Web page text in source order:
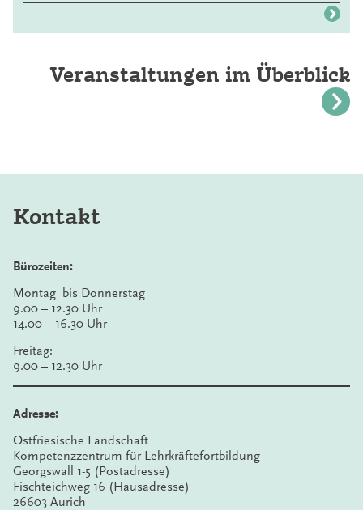
Veranstaltungen im Überblick
Kontakt
Bürozeiten:
Montag bis Donnerstag
9.00 – 12.30 Uhr
14.00 – 16.30 Uhr
Freitag:
9.00 – 12.30 Uhr
Adresse:
Ostfriesische Landschaft
Kompetenzzentrum für Lehrkräftefortbildung
Georgswall 1-5 (Postadresse)
Fischteichweg 16 (Hausadresse)
26603 Aurich